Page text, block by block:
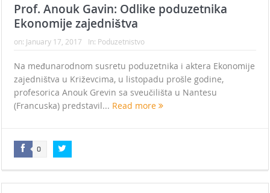
Prof. Anouk Gavin: Odlike poduzetnika
Ekonomije zajedništva
on: January 17, 2017 In: Poduzetnistvo
Na međunarodnom susretu poduzetnika i aktera Ekonomije
zajedništva u Križevcima, u listopadu prošle godine,
profesorica Anouk Grevin sa sveučilišta u Nantesu
(Francuska) predstavil... Read more
0